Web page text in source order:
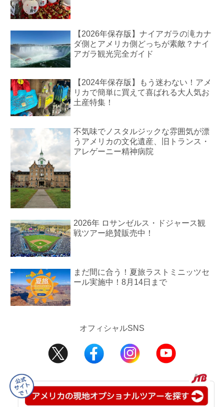
【2026年保存版】ナイアガラの滝カナ
ダ側とアメリカ側どっちが素敵？ナイ
アガラ観光完全ガイド
【2024年保存版】もう迷わない！アメ
リカで簡単に買えて喜ばれる大人気お
土産特集！
不気味でノスタルジックな雰囲気が漂
うアメリカの文化遺産、旧トランス・
アレゲーニー精神病院
2026年 ロサンゼルス・ドジャース観
戦ツアー絶賛販売中！
まだ間に合う！夏旅ラストミニッツセ
ール実施中！8月14日まで
オフィシャルSNS